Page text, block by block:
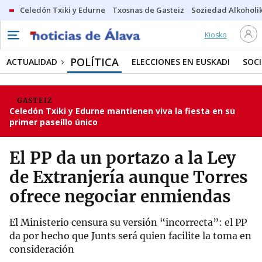
Celedón Txiki y Edurne Txosnas de Gasteiz Soziedad
Kiosko
ACTUALIDAD POLÍTICA ELECCIONES EN EUSKADI
GASTEIZ
Celedón Txiki y Edurne mantienen viva la fiesta en su
primer paseíllo único
El PP da un portazo a la Ley
de Extranjería aunque Torres
ofrece negociar enmiendas
El Ministerio censura su versión “incorrecta”: el PP
da por hecho que Junts será quien facilite la toma en
consideración